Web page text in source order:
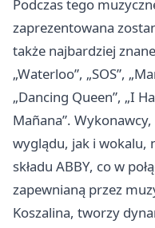
Podczas tego
zaprezentowana
także najbardziej
„Waterloo”, „SOS”,
„Dancing Queen”, „I
Mañana”.
wyglądu, jak i wokalu,
składu ABBY, co w
zapewnianą przez
Koszalina, tworzy